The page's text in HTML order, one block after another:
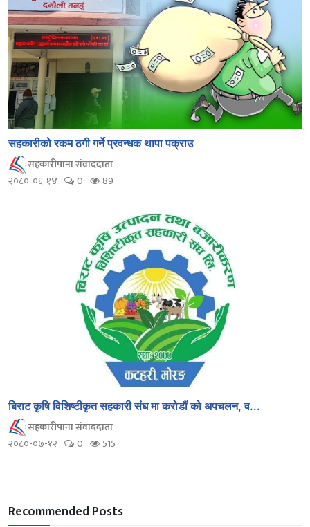
सहकारीको रकम ठगी गर्ने प्रवन्धक थापा पक्राउ
सहकारीपाना संवाददाता
२०८०-०६-१४
0 89
बिराट कृषि विशिष्टीकृत सहकारी संघ मा करोडौं को अपचलन, व...
सहकारीपाना संवाददाता
२०८०-०७-१२
0 515
Recommended Posts